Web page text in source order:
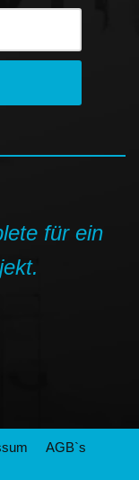
für ein
AGB`s